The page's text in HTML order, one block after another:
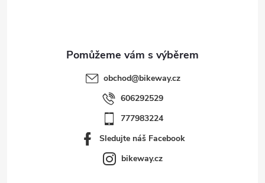
obchod@bikeway.cz
606292529
777983224
Sledujte náš Facebook
bikeway.cz